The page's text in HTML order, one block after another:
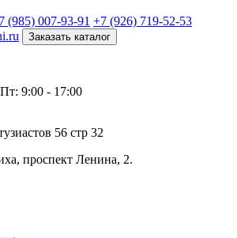
(985) 007-93-91 +7 (926) 719-52-53
Заказать каталог
9:00 - 17:00
56 стр 32
проспект Ленина, 2.